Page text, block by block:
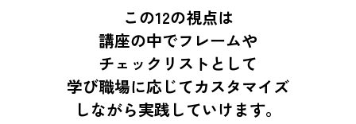
この12の視点は
講座の中でフレームや
チェックリストとして
学び職場に応じてカスタマイズ
しながら実践していけます。